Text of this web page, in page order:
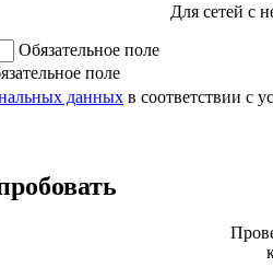
Для сетей с
Обязательное поле
поле
данных в соответствии с